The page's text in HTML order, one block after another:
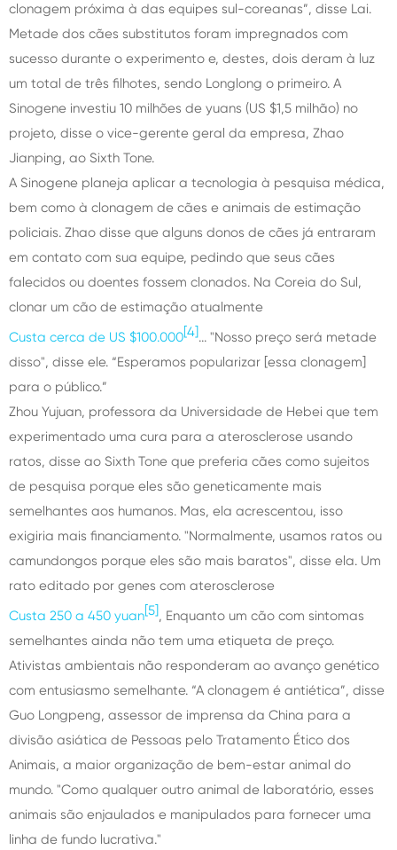
clonagem próxima à das equipes sul-coreanas”, disse Lai.
Metade dos cães substitutos foram impregnados com
sucesso durante o experimento e, destes, dois deram à luz
um total de três filhotes, sendo Longlong o primeiro. A
Sinogene investiu 10 milhões de yuans (US $1,5 milhão) no
projeto, disse o vice-gerente geral da empresa, Zhao
Jianping, ao Sixth Tone.
A Sinogene planeja aplicar a tecnologia à pesquisa médica,
bem como à clonagem de cães e animais de estimação
policiais. Zhao disse que alguns donos de cães já entraram
em contato com sua equipe, pedindo que seus cães
falecidos ou doentes fossem clonados. Na Coreia do Sul,
clonar um cão de estimação atualmente
Custa cerca de US $100.000[4]... "Nosso preço será metade
disso", disse ele. “Esperamos popularizar [essa clonagem]
para o público.”
Zhou Yujuan, professora da Universidade de Hebei que tem
experimentado uma cura para a aterosclerose usando
ratos, disse ao Sixth Tone que preferia cães como sujeitos
de pesquisa porque eles são geneticamente mais
semelhantes aos humanos. Mas, ela acrescentou, isso
exigiria mais financiamento. "Normalmente, usamos ratos ou
camundongos porque eles são mais baratos", disse ela. Um
rato editado por genes com aterosclerose
Custa 250 a 450 yuan[5], Enquanto um cão com sintomas
semelhantes ainda não tem uma etiqueta de preço.
Ativistas ambientais não responderam ao avanço genético
com entusiasmo semelhante. “A clonagem é antiética”, disse
Guo Longpeng, assessor de imprensa da China para a
divisão asiática de Pessoas pelo Tratamento Ético dos
Animais, a maior organização de bem-estar animal do
mundo. "Como qualquer outro animal de laboratório, esses
animais são enjaulados e manipulados para fornecer uma
linha de fundo lucrativa."